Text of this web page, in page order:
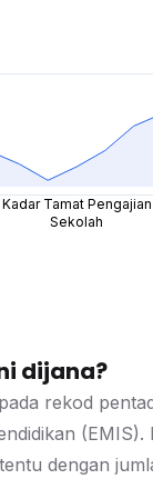
Kadar Tamat Pengajian
Sekolah
dijana?
rekod
dengan